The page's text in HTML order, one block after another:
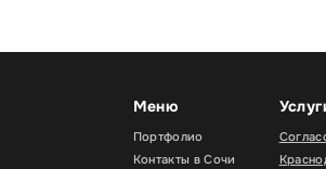
Меню
Портфолио
Контакты в Сочи